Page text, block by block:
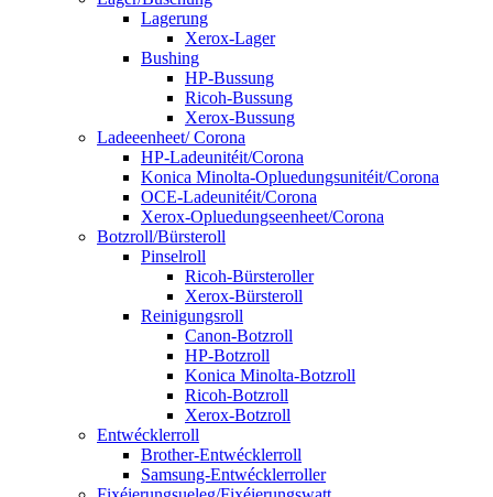
Lagerung
Xerox-Lager
Bushing
HP-Bussung
Ricoh-Bussung
Xerox-Bussung
Ladeeenheet/ Corona
HP-Ladeunitéit/Corona
Konica Minolta-Opluedungsunitéit/Corona
OCE-Ladeunitéit/Corona
Xerox-Opluedungseenheet/Corona
Botzroll/Bürsteroll
Pinselroll
Ricoh-Bürsteroller
Xerox-Bürsteroll
Reinigungsroll
Canon-Botzroll
HP-Botzroll
Konica Minolta-Botzroll
Ricoh-Botzroll
Xerox-Botzroll
Entwécklerroll
Brother-Entwécklerroll
Samsung-Entwécklerroller